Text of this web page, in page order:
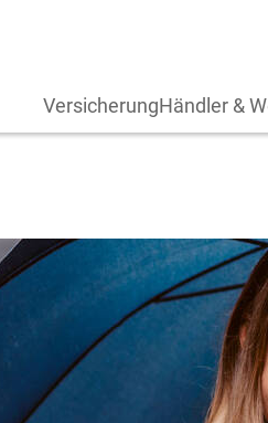
VersicherungHändler &